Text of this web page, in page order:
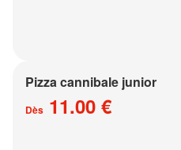
Pizza cannibale junior
Dès 11.00 €